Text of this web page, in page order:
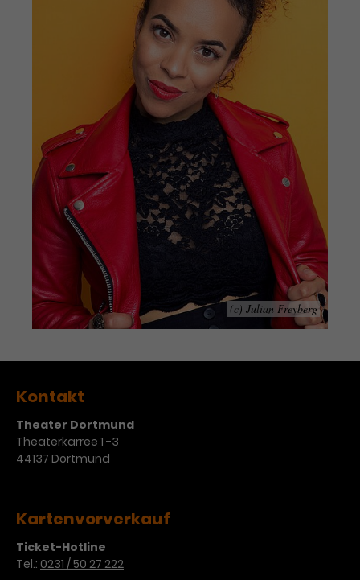
(c) Julian Freyberg
Kontakt
Theater Dortmund
Theaterkarree 1 -3
44137 Dortmund
Kartenvorverkauf
Ticket-Hotline
Tel.: 0231 / 50 27 222